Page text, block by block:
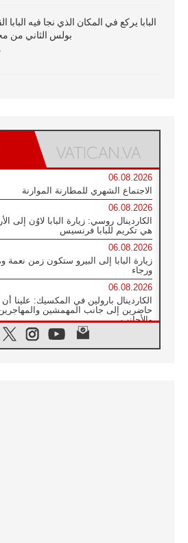
البابا يركع في المكان الذي نجا فيه البابا
بولس الثاني من
06.08.2026
الاجتماع الشهري للمطارنة الموارنة
06.08.2026
الكاردينال روسي: زيارة البابا لاوُن إلى
هي تكريم للبابا فرنسيس
06.08.2026
زيارة البابا إلى البيرو ستكون زمن نعمة
ورجاء
06.08.2026
الكاردينال بارولين في المكسيك: علينا
حاضرين إلى جانب المهمشين
والأجانب
البابا لاوُن الرابع عشر للشباب في